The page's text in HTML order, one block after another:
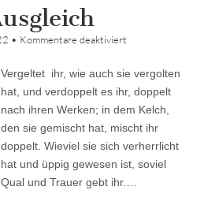
• Kommentare deaktiviert
Ausgleich
Vergeltet ihr, wie auch sie vergolten
hat, und verdoppelt es ihr, doppelt
nach ihren Werken; in dem Kelch,
den sie gemischt hat, mischt ihr
doppelt. Wieviel sie sich verherrlicht
hat und üppig gewesen ist, soviel
Qual und Trauer gebt ihr.…